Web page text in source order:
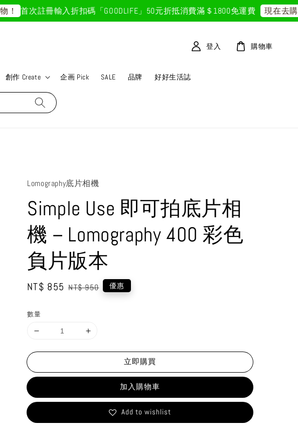
首次註冊輸入折扣碼「GOODLIFE」50元折抵消費滿＄1800免運費 現在去購物！
創作 Create 企画 Pick SALE 品牌 好好生活誌
登入 購物車
Lomography底片相機
Simple Use 即可拍底片相
機－Lomography 400 彩色
負片版本
Sale
NT$ 855 Regular
NT$ 950 優惠
數量
立即購買
加入購物車
Add to wishlist